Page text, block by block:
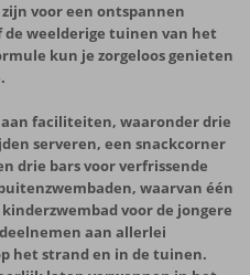
voor een ontspannen
weelderige tuinen van het
kun je zorgeloos genieten
faciliteiten, waaronder drie
serveren, een snackcorner
drie bars voor verfrissende
waarvan één
voor de jongere
aan allerlei
het strand en in de tuinen.